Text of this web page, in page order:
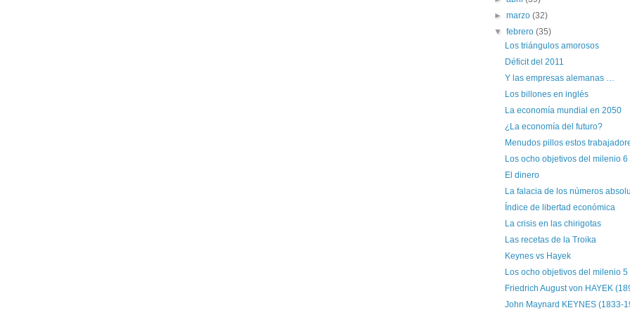
►marzo(32)
▼febrero(35)
Los triángulos amorosos
Déficit del 2011
Y las empresas alemanas …
Los billones en inglés
La economía mundial en 2050
¿La economía del futuro?
Menudos pillos estos
Los ocho objetivos del milenio 6
El dinero
La falacia de los números
Índice de libertad económica
La crisis en las chirigotas
Las recetas de la Troika
Keynes vs Hayek
Los ocho objetivos del milenio 5
Friedrich August von HAYEK
John Maynard KEYNES (1833-